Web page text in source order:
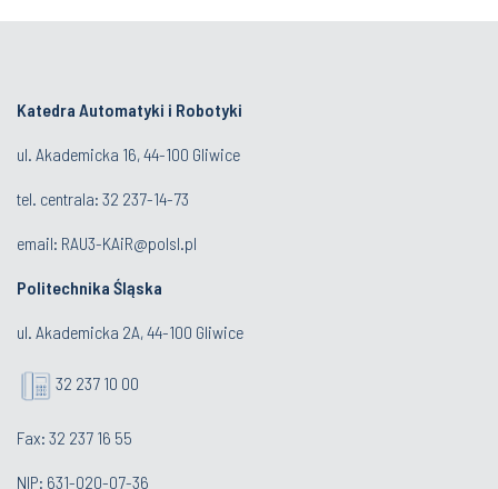
Katedra Automatyki i Robotyki
ul. Akademicka 16, 44-100 Gliwice
tel. centrala: 32 237-14-73
email: RAU3-KAiR@polsl.pl
Politechnika Śląska
ul. Akademicka 2A, 44-100 Gliwice
32 237 10 00
Fax: 32 237 16 55
NIP: 631-020-07-36